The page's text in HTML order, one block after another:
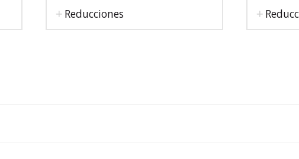
Reducciones